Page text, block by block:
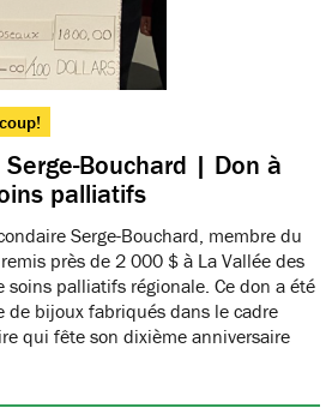
Bouchard | Don à
palliatifs
Serge-Bouchard, membre du
près de 2 000 $ à La Vallée des
soins palliatifs régionale. Ce don a été
de bijoux fabriqués dans le cadre
qui fête son dixième anniversaire